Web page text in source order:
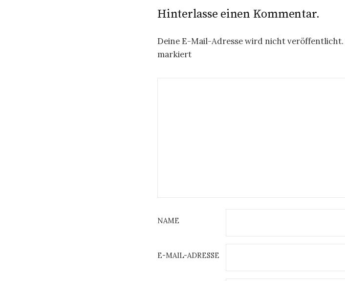
Hinterlasse einen Kommentar.
Deine E-Mail-Adresse wird nicht veröffentlicht.
markiert
NAME
E-MAIL-ADRESSE